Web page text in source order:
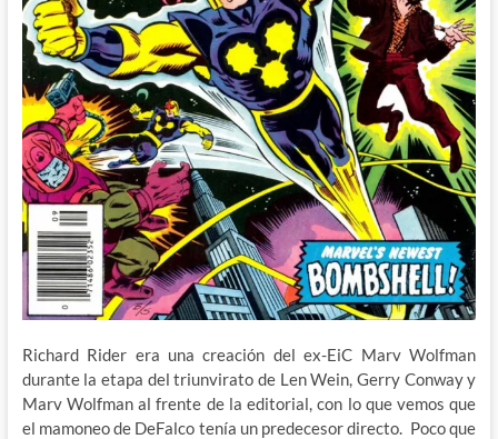
Richard Rider era una creación del ex-EiC Marv Wolfman
durante la etapa del triunvirato de Len Wein, Gerry Conway y
Marv Wolfman al frente de la editorial, con lo que vemos que
el mamoneo de DeFalco tenía un predecesor directo. Poco que